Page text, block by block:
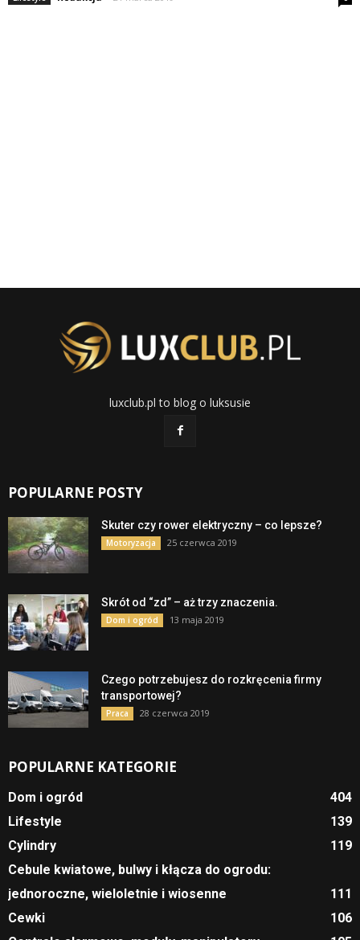
luxclub.pl to blog o luksusie
POPULARNE POSTY
Skuter czy rower elektryczny – co lepsze?
Motoryzacja 25 czerwca 2019
Skrót od “zd” – aż trzy znaczenia.
Dom i ogród 13 maja 2019
Czego potrzebujesz do rozkręcenia firmy
transportowej?
Praca 28 czerwca 2019
POPULARNE KATEGORIE
Dom i ogród
404
Lifestyle
139
Cylindry
119
Cebule kwiatowe, bulwy i kłącza do ogrodu:
jednoroczne, wieloletnie i wiosenne
111
Cewki
106